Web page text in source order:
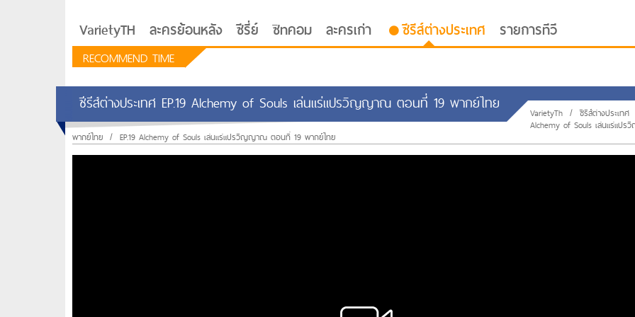
VarietyTH ละครย้อนหลัง ซีรี่ย์ ซิทคอม ละครเก่า ซีรีส์ต่างประเทศ รายการทีวี
RECOMMEND TIME
รักอยู่ประตูถัดไป
ซีรีส์ต่างประเทศ EP.19 Alchemy of Souls เล่นแร่แปรวิญญาณ ตอนที่ 19 พากย์ไทย VarietyTh / ซีรีส์ต่างประเทศ
Alchemy of Souls เล่นแร่แป
พากย์ไทย / EP.19 Alchemy of Souls เล่นแร่แปรวิญญาณ ตอนที่ 19 พากย์ไทย